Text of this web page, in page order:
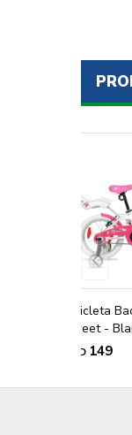
Bicicleta
Sweet -
USD 149